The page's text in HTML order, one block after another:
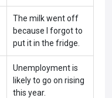
The milk went off
because I forgot to
put it in the fridge.
Unemployment is
likely to go on rising
this year.